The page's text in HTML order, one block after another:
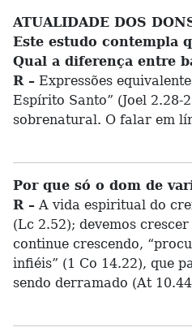
ATUALIDADE DOS
Este estudo contempla
Qual a diferença entre
R – Expressões
Espírito Santo” (Joel 2.28-
sobrenatural. O falar em
Por que só o dom de
R – A vida espiritual do
(Lc 2.52); devemos
continue crescendo,
infiéis” (1 Co 14.22), que
sendo derramado (At